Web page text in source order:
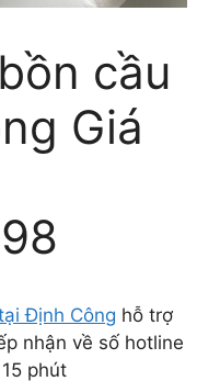
cầu
Giá
Định Công hỗ trợ
nhận về số hotline
phút